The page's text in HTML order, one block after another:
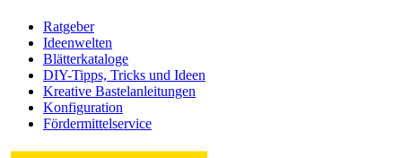
Ratgeber
Ideenwelten
Blätterkataloge
DIY-Tipps, Tricks und Ideen
Kreative Bastelanleitungen
Konfiguration
Fördermittelservice